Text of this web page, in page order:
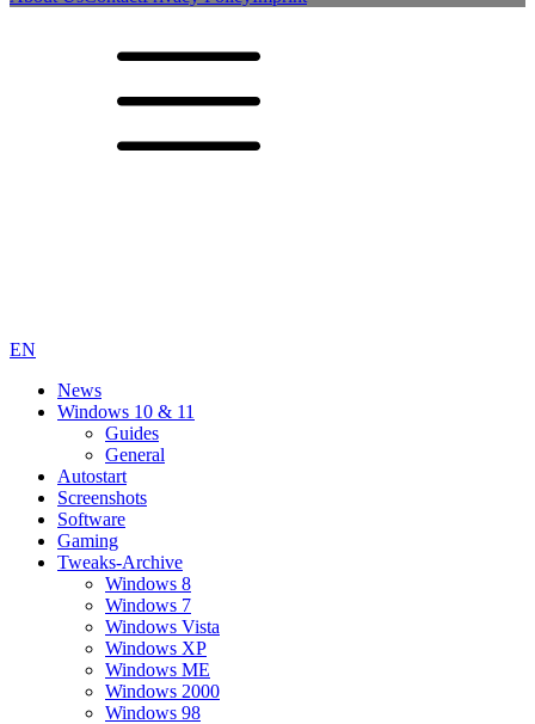
EN
News
Windows 10 & 11
Guides
General
Autostart
Screenshots
Software
Gaming
Tweaks-Archive
Windows 8
Windows 7
Windows Vista
Windows XP
Windows ME
Windows 2000
Windows 98